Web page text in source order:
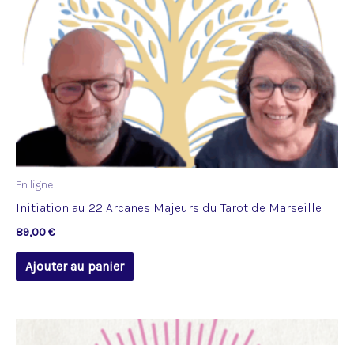
En ligne
Initiation au 22 Arcanes Majeurs du Tarot de Marseille
89,00€
Ajouter au panier